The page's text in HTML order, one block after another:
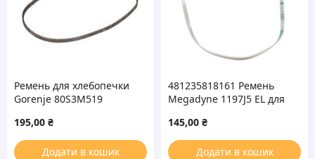
Ремень для хлебопечки
Gorenje 80S3M519
195,00 ₴
Додати в кошик
481235818161 Ремень
Megadyne 1197J5 EL для
145,00 ₴
Додати в кошик